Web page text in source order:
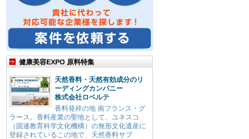
健康美容EXPO 原料特集
天然香料・天然有効成分のリ
ーディングカンパニー
株式会社ロベルテ
香料発祥の地 南フランス・グ
ラース。香料産業の聖地として、ユネスコ
（国連教育科学文化機構）の無形文化遺産に
登録されているこの地で、天然香料サプ